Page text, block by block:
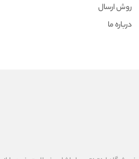
روش ارسال
درباره ما